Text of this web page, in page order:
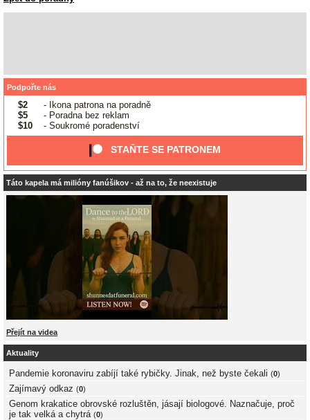
Podpořte nás
$2
- Ikona patrona na poradně
$5
- Poradna bez reklam
$10
- Soukromé poradenství
STAŇTE SE PATRONEM
Táto kapela má milióny fanúšikov - až na to, že neexistuje
Přejít na videa
Aktuality
Pandemie koronaviru zabíjí také rybičky. Jinak, než byste čekali (0)
Zajímavý odkaz (0)
Genom krakatice obrovské rozluštěn, jásají biologové. Naznačuje, proč
je tak velká a chytrá (0)